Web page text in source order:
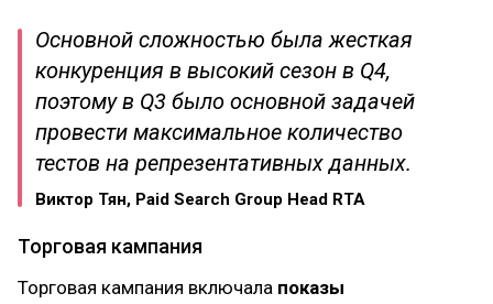
Основной сложностью была жесткая
конкуренция в высокий сезон в Q4,
поэтому в Q3 было основной задачей
провести максимальное количество
тестов на репрезентативных данных.
Виктор Тян, Paid Search Group Head RTA
Торговая кампания
Торговая кампания включала показы